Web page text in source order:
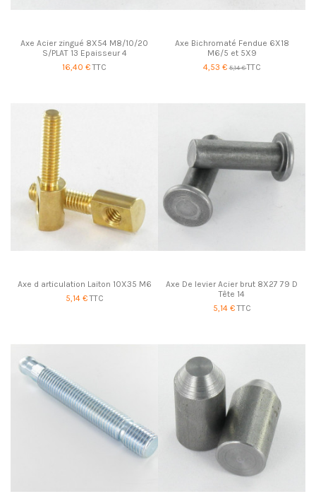
Axe Acier zingué 8X54 M8/10/20
S/PLAT 13 Epaisseur 4
16,40 €TTC
Axe Bichromaté Fendue 6X18
M6/5 et 5X9
4,53 €5,14 €TTC
Axe d articulation Laiton 10X35 M6
5,14 €TTC
Axe De levier Acier brut 8X27 79 D
Tête 14
5,14 €TTC